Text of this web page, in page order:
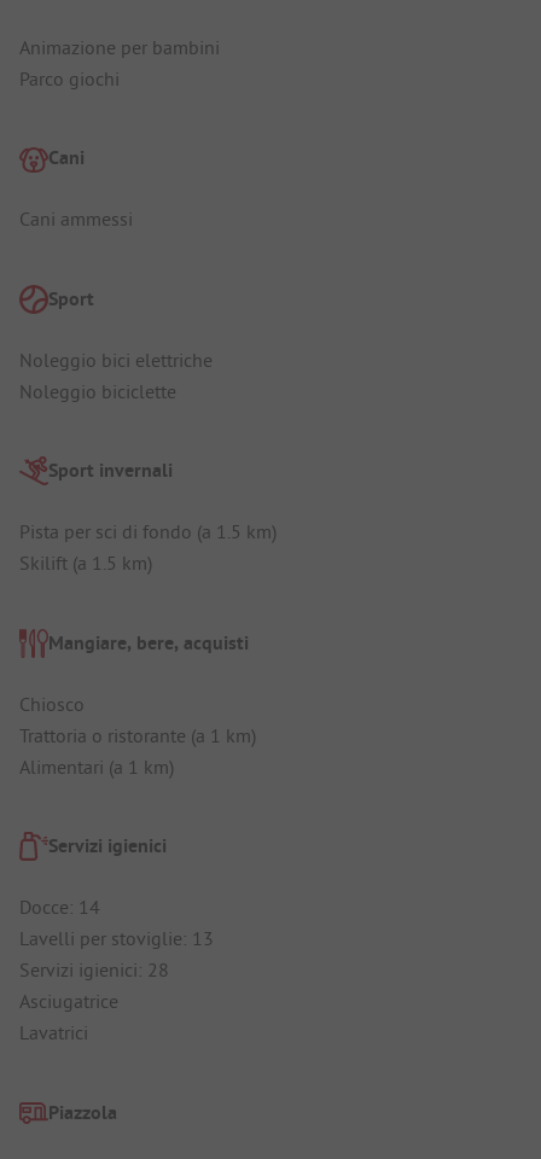
Animazione per bambini
Parco giochi
Cani
Cani ammessi
Sport
Noleggio bici elettriche
Noleggio biciclette
Sport invernali
Pista per sci di fondo (a 1.5 km)
Skilift (a 1.5 km)
Mangiare, bere, acquisti
Chiosco
Trattoria o ristorante (a 1 km)
Alimentari (a 1 km)
Servizi igienici
Docce: 14
Lavelli per stoviglie: 13
Servizi igienici: 28
Asciugatrice
Lavatrici
Piazzola